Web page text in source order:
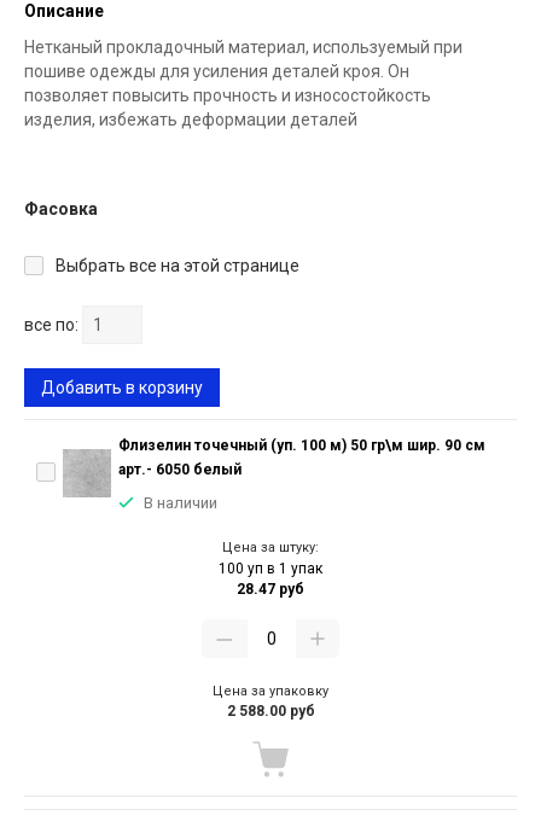
Описание
Нетканый прокладочный материал, используемый при
пошиве одежды для усиления деталей кроя. Он
позволяет повысить прочность и износостойкость
изделия, избежать деформации деталей
Фасовка
Выбрать все на этой странице
все по:
Добавить в корзину
Флизелин точечный (уп. 100 м) 50 гр\м шир. 90 см
арт.- 6050 белый
В наличии
Цена за штуку:
100 уп в 1 упак
28.47 руб
Цена за упаковку
2 588.00 руб